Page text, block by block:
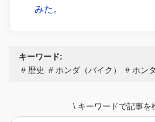
みた。
キーワード:
歴史
ホンダ（バイク） ホン
\ キーワードで記事を